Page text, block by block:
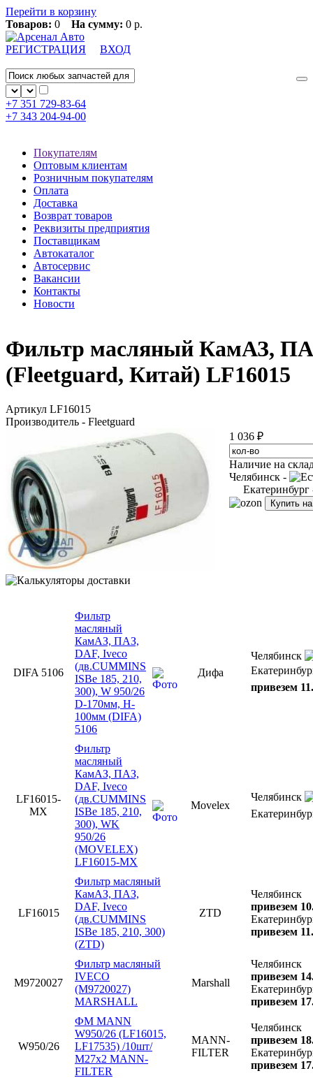
Перейти в корзину
Товаров: 0 На сумму: 0 р.
РЕГИСТРАЦИЯ ВХОД
+7 351 729-83-64
+7 343 204-94-00
Покупателям
Оптовым клиентам
Розничным покупателям
Оплата
Доставка
Возврат товаров
Реквизиты предприятия
Поставщикам
Автокаталог
Автосервис
Вакансии
Контакты
Новости
Фильтр масляный КамАЗ,
(Fleetguard, Китай) LF16015
Артикул LF16015
Производитель - Fleetguard
1 036 ₽
Наличие на
Челябинск -
Купить
DIFA 5106
Фильтр
масляный
КамАЗ, ПАЗ,
DAF, Iveco
(дв.CUMMINS
ISBe 185, 210,
300), W 950/26
D-170мм, H-
100мм (DIFA)
5106
Дифа
Челябинск
привезем
LF16015-
MX
Фильтр
масляный
КамАЗ, ПАЗ,
DAF, Iveco
(дв.CUMMINS
ISBe 185, 210,
300), WK
950/26
(MOVELEX)
LF16015-MX
Movelex
Челябинск
LF16015
Фильтр масляный
КамАЗ, ПАЗ,
DAF, Iveco
(дв.CUMMINS
ISBe 185, 210, 300)
(ZTD)
ZTD
Челябинск
привезем
привезем
M9720027
Фильтр масляный
IVECO
(M9720027)
MARSHALL
Marshall
Челябинск
привезем
привезем
W950/26
ФМ MANN
W950/26 (LF16015,
LF17535) /10шт/
М27х2 MANN-
FILTER
MANN-
FILTER
Челябинск
привезем
привезем